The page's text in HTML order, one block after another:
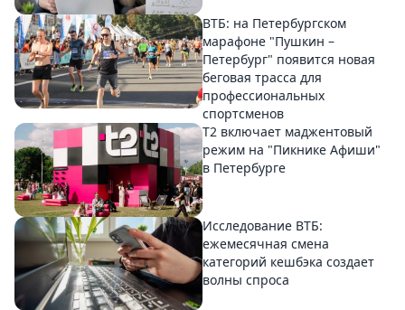
ВТБ: на Петербургском
марафоне "Пушкин –
Петербург" появится новая
беговая трасса для
профессиональных
спортсменов
Т2 включает маджентовый
режим на "Пикнике Афиши"
в Петербурге
Исследование ВТБ:
ежемесячная смена
категорий кешбэка создает
волны спроса